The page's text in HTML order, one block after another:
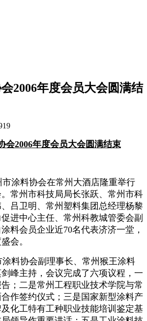
2006年度会员大会圆满结
会2006年度会员大会圆满结束
市涂料协会在常州大酒店隆重举行
常州市科技局局长张跃、常州市科
吕卫明、常州塑料集团总经理杨黎
进中心主任、常州科教城管委会副
料会员企业近70名代表济济一堂，
会。
料协会副理事长、常州猴王涂料
峰主持，会议完成了六项议程，一
；二是常州工程职业技术学院与常
作签约仪式；三是国家新型涂料产
化工特有工种职业技能培训鉴定基